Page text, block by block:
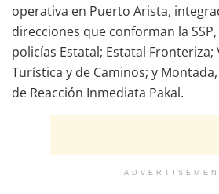
operativa en Puerto Arista,
direcciones que conforman la
policías Estatal; Estatal Fronteriza;
Turística y de Caminos; y
de Reacción Inmediata Pakal.